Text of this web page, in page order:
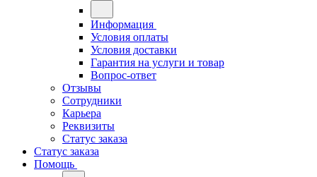
Информация
Условия оплаты
Условия доставки
Гарантия на услуги и товар
Вопрос-ответ
Отзывы
Сотрудники
Карьера
Реквизиты
Статус заказа
Статус заказа
Помощь